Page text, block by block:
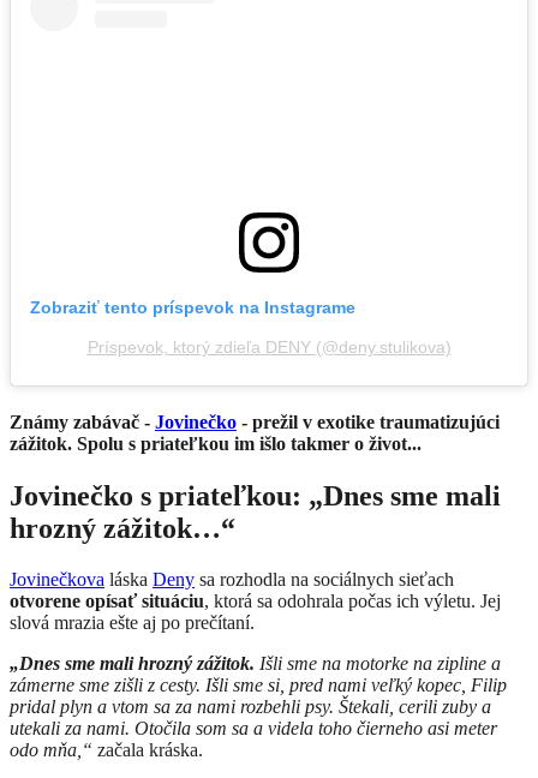
Zobraziť tento príspevok na Instagrame
Príspevok, ktorý zdieľa DENY (@deny.stulikova)
Známy zabávač - Jovinečko - prežil v exotike traumatizujúci
zážitok. Spolu s priateľkou im išlo takmer o život...
Jovinečko s priateľkou: „Dnes sme mali
hrozný zážitok…“
Jovinečkova láska Deny sa rozhodla na sociálnych sieťach
otvorene opísať situáciu, ktorá sa odohrala počas ich výletu. Jej
slová mrazia ešte aj po prečítaní.
„Dnes sme mali hrozný zážitok. Išli sme na motorke na zipline a
zámerne sme zišli z cesty. Išli sme si, pred nami veľký kopec, Filip
pridal plyn a vtom sa za nami rozbehli psy. Štekali, cerili zuby a
utekali za nami. Otočila som sa a videla toho čierneho asi meter
odo mňa,“ začala kráska.